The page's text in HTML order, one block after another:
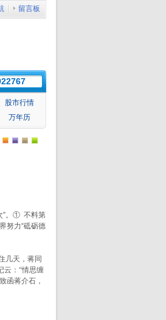
留言板
股市行情
万年历
”。① 不料第
努力“砥砺德
几天，蒋同
： “情思缠
函蒋介石，